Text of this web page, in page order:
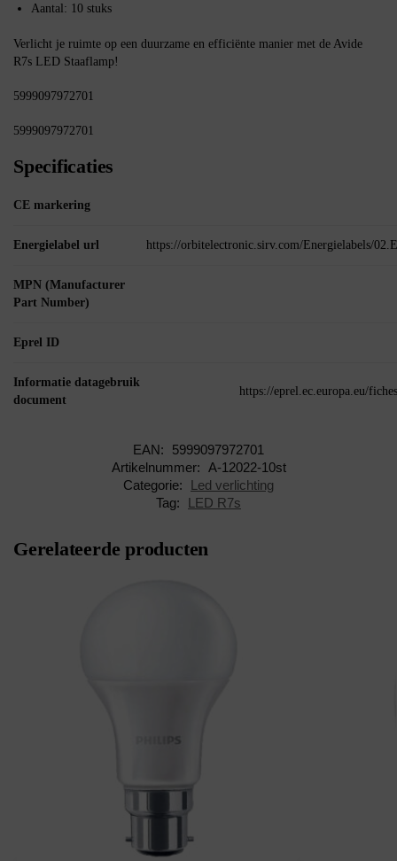
Aantal: 10 stuks
Verlicht je ruimte op een duurzame en efficiënte manier met de Avide
R7s LED Staaflamp!
5999097972701
5999097972701
Specificaties
CE markering
Energielabel url https://orbitelectronic.sirv.com/Energielabels/
MPN (Manufacturer
Part Number)
Eprel ID
Informatie datagebruik
document
https://eprel.ec.europa.eu/
EAN:
5999097972701
Artikelnummer: A-12022-10st
Categorie:
Led verlichting
Tag:
LED R7s
Gerelateerde producten